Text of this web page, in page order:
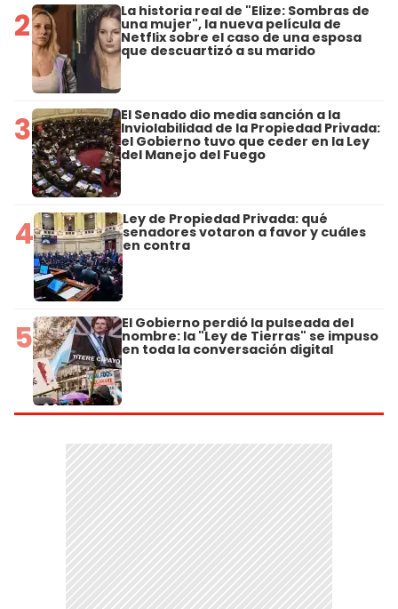
2 La historia real de "Elize: Sombras de
una mujer", la nueva película de
Netflix sobre el caso de una esposa
que descuartizó a su marido
3 El Senado dio media sanción a la
Inviolabilidad de la Propiedad Privada:
el Gobierno tuvo que ceder en la Ley
del Manejo del Fuego
4 Ley de Propiedad Privada: qué
senadores votaron a favor y cuáles
en contra
5 El Gobierno perdió la pulseada del
nombre: la "Ley de Tierras" se impuso
en toda la conversación digital